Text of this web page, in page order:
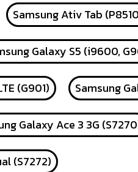
Samsung Ativ Tab
Galaxy S5 (i9600,
(G901) Samsung
Galaxy Ace 3 3G
(S7272)